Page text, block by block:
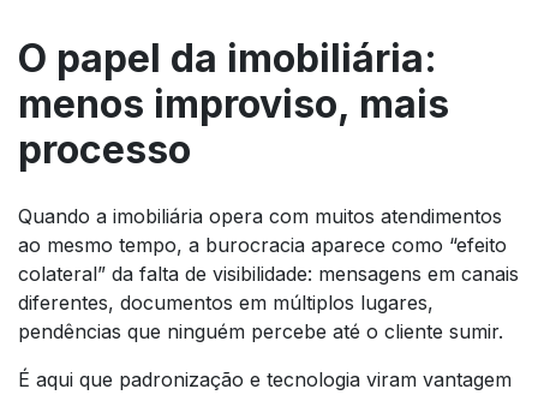
O papel da imobiliária:
menos improviso, mais
processo
Quando a imobiliária opera com muitos atendimentos
ao mesmo tempo, a burocracia aparece como “efeito
colateral” da falta de visibilidade: mensagens em canais
diferentes, documentos em múltiplos lugares,
pendências que ninguém percebe até o cliente sumir.
É aqui que padronização e tecnologia viram vantagem